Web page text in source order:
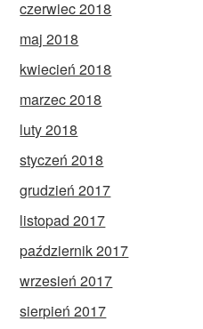
czerwiec 2018
maj 2018
kwiecień 2018
marzec 2018
luty 2018
styczeń 2018
grudzień 2017
listopad 2017
październik 2017
wrzesień 2017
sierpień 2017